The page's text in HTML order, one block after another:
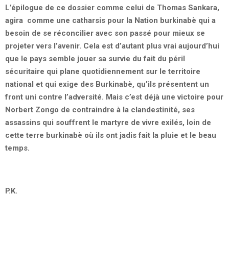
L’épilogue de ce dossier comme celui de Thomas Sankara,
agira comme une catharsis pour la Nation burkinabè qui a
besoin de se réconcilier avec son passé pour mieux se
projeter vers l’avenir. Cela est d’autant plus vrai aujourd’hui
que le pays semble jouer sa survie du fait du péril
sécuritaire qui plane quotidiennement sur le territoire
national et qui exige des Burkinabè, qu’ils présentent un
front uni contre l’adversité. Mais c’est déjà une victoire pour
Norbert Zongo de contraindre à la clandestinité, ses
assassins qui souffrent le martyre de vivre exilés, loin de
cette terre burkinabè où ils ont jadis fait la pluie et le beau
temps.
P.K.